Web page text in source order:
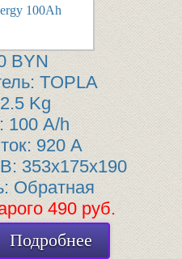
BYN
TOPLA
Kg
100 A/h
920 A
353x175x190
Обратная
490 руб.
Подробнее